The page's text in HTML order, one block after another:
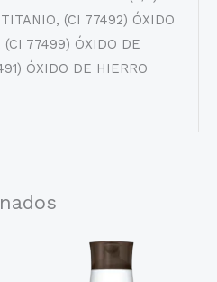
(CI 77492) ÓXIDO
(CI 77499) ÓXIDO DE
ÓXIDO DE HIERRO